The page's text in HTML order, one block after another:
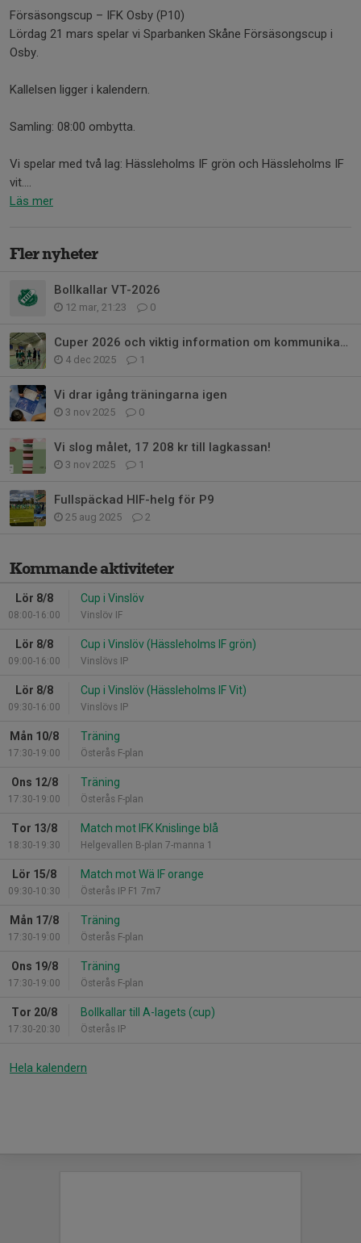
Försäsongscup – IFK Osby (P10)
Lördag 21 mars spelar vi Sparbanken Skåne Försäsongscup i
Osby.
Kallelsen ligger i kalendern.
Samling: 08:00 ombytta.
Vi spelar med två lag: Hässleholms IF grön och Hässleholms IF
vit....
Läs mer
Fler nyheter
Bollkallar VT-2026
12 mar, 21:23 0
Cuper 2026 och viktig information om kommunikation och engagemang
4 dec 2025 1
Vi drar igång träningarna igen
3 nov 2025 0
Vi slog målet, 17 208 kr till lagkassan!
3 nov 2025 1
Fullspäckad HIF-helg för P9
25 aug 2025 2
Kommande aktiviteter
Lör 8/8
08:00-16:00
Cup i Vinslöv
Vinslöv IF
Lör 8/8
09:00-16:00
Cup i Vinslöv (Hässleholms IF grön)
Vinslövs IP
Lör 8/8
09:30-16:00
Cup i Vinslöv (Hässleholms IF Vit)
Vinslövs IP
Mån 10/8
17:30-19:00
Träning
Österås F-plan
Ons 12/8
17:30-19:00
Träning
Österås F-plan
Tor 13/8
18:30-19:30
Match mot IFK Knislinge blå
Helgevallen B-plan 7-manna 1
Lör 15/8
09:30-10:30
Match mot Wä IF orange
Österås IP F1 7m7
Mån 17/8
17:30-19:00
Träning
Österås F-plan
Ons 19/8
17:30-19:00
Träning
Österås F-plan
Tor 20/8
17:30-20:30
Bollkallar till A-lagets (cup)
Österås IP
Hela kalendern